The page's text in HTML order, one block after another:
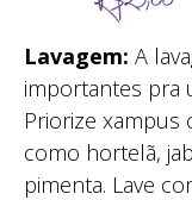
Lavagem: A
importantes pra
Priorize
como hortelã,
pimenta. Lave